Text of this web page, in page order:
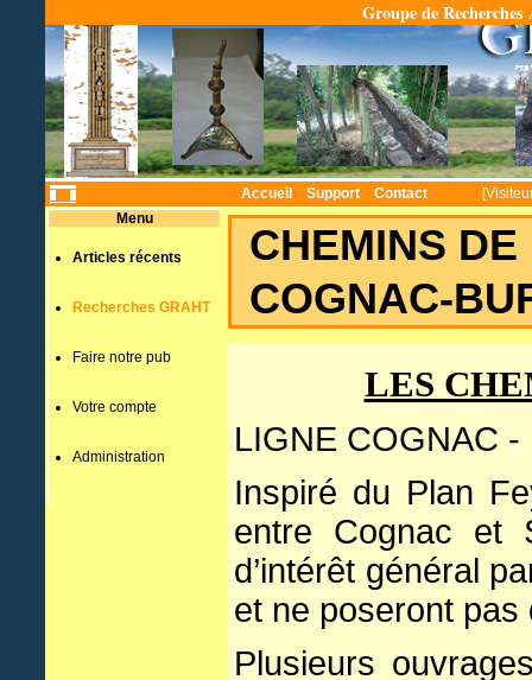
Groupe de
Accueil Support Contact
Menu
Articles récents
Recherches GRAHT
Faire notre pub
Votre compte
Administration
CHEMINS
COGNAC-
LES
LIGNE COGNAC
Inspiré du Plan
entre Cognac et
d’intérêt général
et ne poseront
Plusieurs